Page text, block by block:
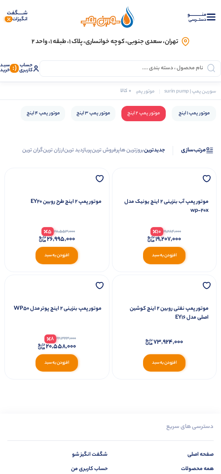
منــــــــــــو
دستــرسی
شـــــگفت
انگیزات
تهران، سعدی جنوبی، کوچه خوانساری، پلاک ۱، طبقه ۱، واحد ۲
حساب
کاربری (: سبـد
خرید
سورین پمپ | surin pump موتور پمپ موتور پمپ 2 اینچ 0 کالا
موتور پمپ 1 اینچ موتور پمپ 2 اینچ موتور پمپ 3 اینچ موتور پمپ 4 اینچ
مرتب‌سازی جدیدترینبروزترین هاپرفروش ترینپربازدید ترینارزان ترینگران ترین
موتور پمپ آب بنزینی 2 اینچ یونیک مدل
wp-20x
افزودن به سبد
21,284,000
10
19,207,000
موتور پمپ 2 اینچ طرح روبین EY20
افزودن به سبد
28,553,000
5
26,995,000
موتور پمپ نفتی روبین 2 اینچ کوشین
اصلی مدل EY16
افزودن به سبد
73,924,000
موتور پمپ بنزینی 2 اینچ پوتر مدل WP50
افزودن به سبد
22,323,000
8
20,558,000
دسترسی های سریع
صفحه اصلی
همه محصولات
شگفت انگیز شو
حساب کاربری من